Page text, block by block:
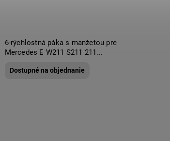
6-rýchlostná páka s manžetou pre
Mercedes E W211 S211 211...
Dostupné na objednanie